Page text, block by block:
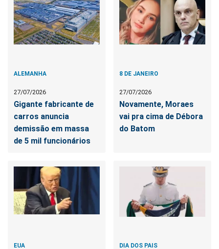
ALEMANHA
27/07/2026
Gigante fabricante de
carros anuncia
demissão em massa
de 5 mil funcionários
8 DE JANEIRO
27/07/2026
Novamente, Moraes
vai pra cima de Débora
do Batom
EUA DIA DOS PAIS